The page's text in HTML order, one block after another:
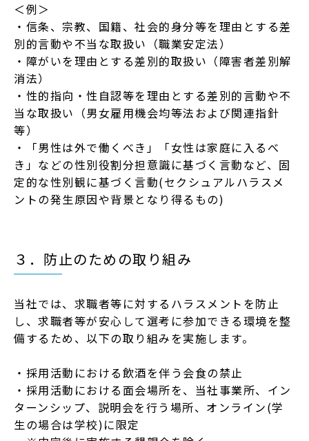
＜例＞
・信条、宗教、国籍、社会的⾝分等を理由とする差
別的⾔動や不当な取扱い（職業安定法）
・障がいを理由とする差別的取扱い（障害者差別解
消法）
・性的指向・性⾃認等を理由とする差別的⾔動や不
当な取扱い（男⼥雇⽤機会均等法および関連指針
等）
・「男性は外で働くべき」「⼥性は家庭に⼊るべ
き」などの性別役割分担意識に基づく⾔動など、固
定的な性別観に基づく⾔動(セクシュアルハラスメ
ントの発⽣原因や背景となり得るもの)
３．防⽌のための取り組み
当社では、求職者等に対するハラスメントを防⽌
し、求職者等が安⼼して選考に参加できる環境を整
備するため、以下の取り組みを実施します。
・採⽤活動における飲酒を伴う会⾷の禁⽌
・採⽤活動における⾯会場所を、当社事業所、イン
ターンシップ、説明会を⾏う場所、オンライン(学
⽣の場合は学校)に限定